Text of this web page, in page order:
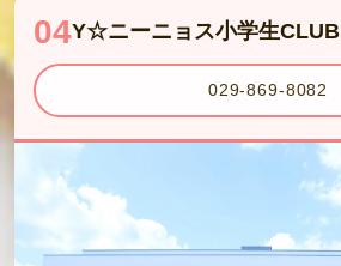
04Y☆ニーニョス小学生CLUB
029-869-8082